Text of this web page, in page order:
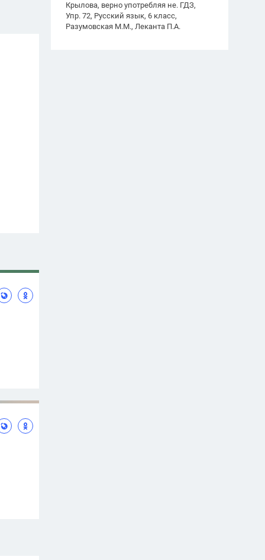
Крылова, верно употребляя не. ГДЗ,
Упр. 72, Русский язык, 6 класс,
Разумовская М.М., Леканта П.А.